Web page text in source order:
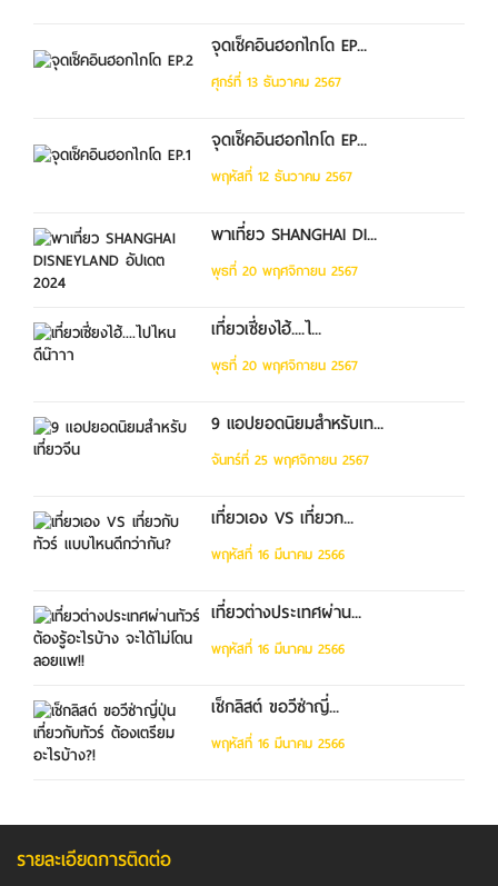
จุดเช็คอินฮอกไกโด EP...
ศุกร์ที่ 13 ธันวาคม 2567
จุดเช็คอินฮอกไกโด EP...
พฤหัสที่ 12 ธันวาคม 2567
พาเที่ยว SHANGHAI DI...
พุธที่ 20 พฤศจิกายน 2567
เที่ยวเซี่ยงไฮ้....ไ...
พุธที่ 20 พฤศจิกายน 2567
9 แอปยอดนิยมสำหรับเท...
จันทร์ที่ 25 พฤศจิกายน 2567
เที่ยวเอง VS เที่ยวก...
พฤหัสที่ 16 มีนาคม 2566
เที่ยวต่างประเทศผ่าน...
พฤหัสที่ 16 มีนาคม 2566
เช็กลิสต์ ขอวีซ่าญี่...
พฤหัสที่ 16 มีนาคม 2566
รายละเอียดการติดต่อ